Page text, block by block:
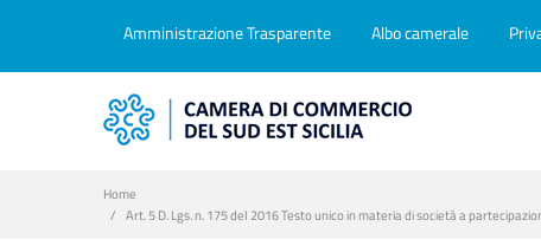
Home
Art. 5 D. Lgs. n. 175 del 2016 Testo unico in materia di società a
Amministrazione Trasparente Albo camerale